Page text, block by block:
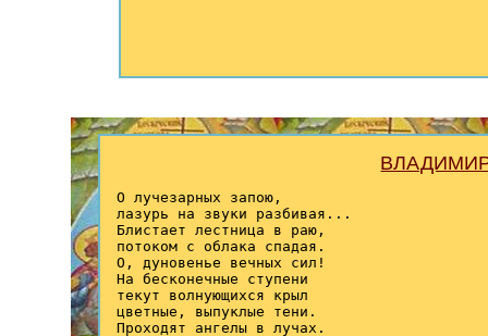
О лучезарных запою,
лазурь на звуки разбивая...
Блистает лестница в раю,
потоком с облака спадая.
О, дуновенье вечных сил!
На бесконечные ступени
текут волнующихся крыл
цветные, выпуклые тени.
Проходят ангелы в лучах.